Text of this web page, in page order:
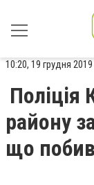
10:20, 19 грудня 2019
Поліція
району
що